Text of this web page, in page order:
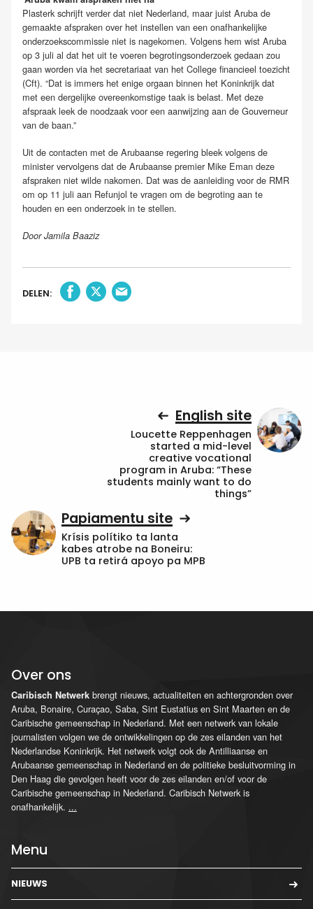
Plasterk schrijft verder dat niet Nederland, maar juist Aruba de
gemaakte afspraken over het instellen van een onafhankelijke
onderzoekscommissie niet is nagekomen. Volgens hem wist Aruba
op 3 juli al dat het uit te voeren begrotingsonderzoek gedaan zou
gaan worden via het secretariaat van het College financieel toezicht
(Cft). “Dat is immers het enige orgaan binnen het Koninkrijk dat
met een dergelijke overeenkomstige taak is belast. Met deze
afspraak leek de noodzaak voor een aanwijzing aan de Gouverneur
van de baan.”
Uit de contacten met de Arubaanse regering bleek volgens de
minister vervolgens dat de Arubaanse premier Mike Eman deze
afspraken niet wilde nakomen. Dat was de aanleiding voor de RMR
om op 11 juli aan Refunjol te vragen om de begroting aan te
houden en een onderzoek in te stellen.
Door Jamila Baaziz
DELEN:
English site
Loucette Reppenhagen
started a mid-level
creative vocational
program in Aruba: “These
students mainly want to do
things”
Papiamentu site
Krísis polítiko ta lanta
kabes atrobe na Boneiru:
UPB ta retirá apoyo pa MPB
Over ons
Caribisch Netwerk brengt nieuws, actualiteiten en achtergronden over
Aruba, Bonaire, Curaçao, Saba, Sint Eustatius en Sint Maarten en de
Caribische gemeenschap in Nederland. Met een netwerk van lokale
journalisten volgen we de ontwikkelingen op de zes eilanden van het
Nederlandse Koninkrijk. Het netwerk volgt ook de Antilliaanse en
Arubaanse gemeenschap in Nederland en de politieke besluitvorming in
Den Haag die gevolgen heeft voor de zes eilanden en/of voor de
Caribische gemeenschap in Nederland. Caribisch Netwerk is
onafhankelijk. ...
Menu
NIEUWS